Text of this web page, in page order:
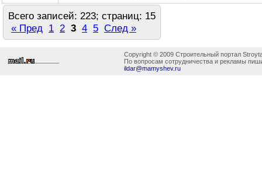
Всего записей: 223; страниц: 15
« Пред 1 2 3 4 5 След »
Copyright © 2009 Строительный портал
По вопросам сотрудничества и рекламы
ildar@mamyshev.ru